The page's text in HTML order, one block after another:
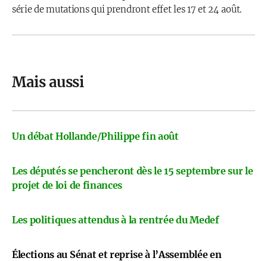
série de mutations qui prendront effet les 17 et 24 août.
Mais aussi
Un débat Hollande/Philippe fin août
Les députés se pencheront dès le 15 septembre sur le
projet de loi de finances
Les politiques attendus à la rentrée du Medef
Élections au Sénat et reprise à l’Assemblée en